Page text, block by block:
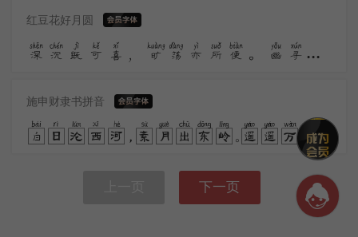
红豆花好月圆
深沉既可喜，旷荡亦所便。幽寻未云毕，墟落生晚烟。归来记所历，耿耿清不眠。道人亦未寝，孤灯同夜禅。
施申财隶书拼音
白日沦西河，素月出东岭。遥遥万里晖，荡荡空中景。风来入房户，夜中枕席冷。气变悟时易，不眠知夕永。
下一页